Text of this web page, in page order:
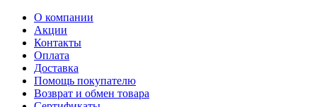
О компании
Акции
Контакты
Оплата
Доставка
Помощь покупателю
Возврат и обмен товара